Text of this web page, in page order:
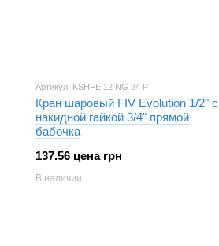
Артикул: KSHFE 12 NG 34 P
Кран шаровый FIV Evolution 1/2" с
накидной гайкой 3/4" прямой
бабочка
137.56 цена грн
В наличии